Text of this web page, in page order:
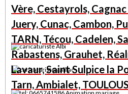
Vère, Cestayrols,
Juery, Cunac, Cambon,
TARN, Técou, Cadelen,
Rabastens, Grauhet,
Lavaur, Saint Sulpice la
Tarn, Ambialet,